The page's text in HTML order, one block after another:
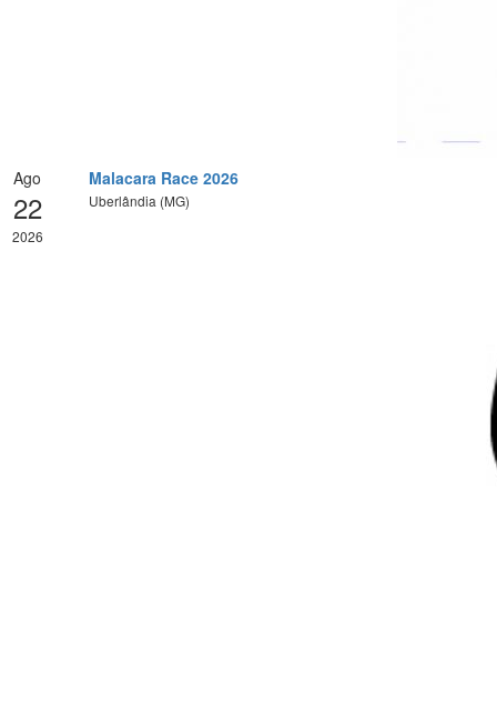
Ago
22
2026
Malacara Race 2026
Uberlândia (MG)